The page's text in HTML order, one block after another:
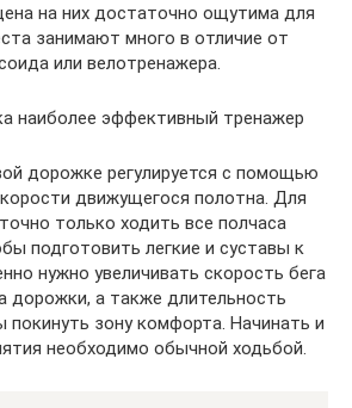
на них достаточно ощутима для
занимают много в отличие от
или велотренажера.
наиболее эффективный тренажер
дорожке регулируется с помощью
движущегося полотна. Для
только ходить все полчаса
подготовить легкие и суставы к
нужно увеличивать скорость бега
дорожки, а также длительность
покинуть зону комфорта. Начинать и
необходимо обычной ходьбой.